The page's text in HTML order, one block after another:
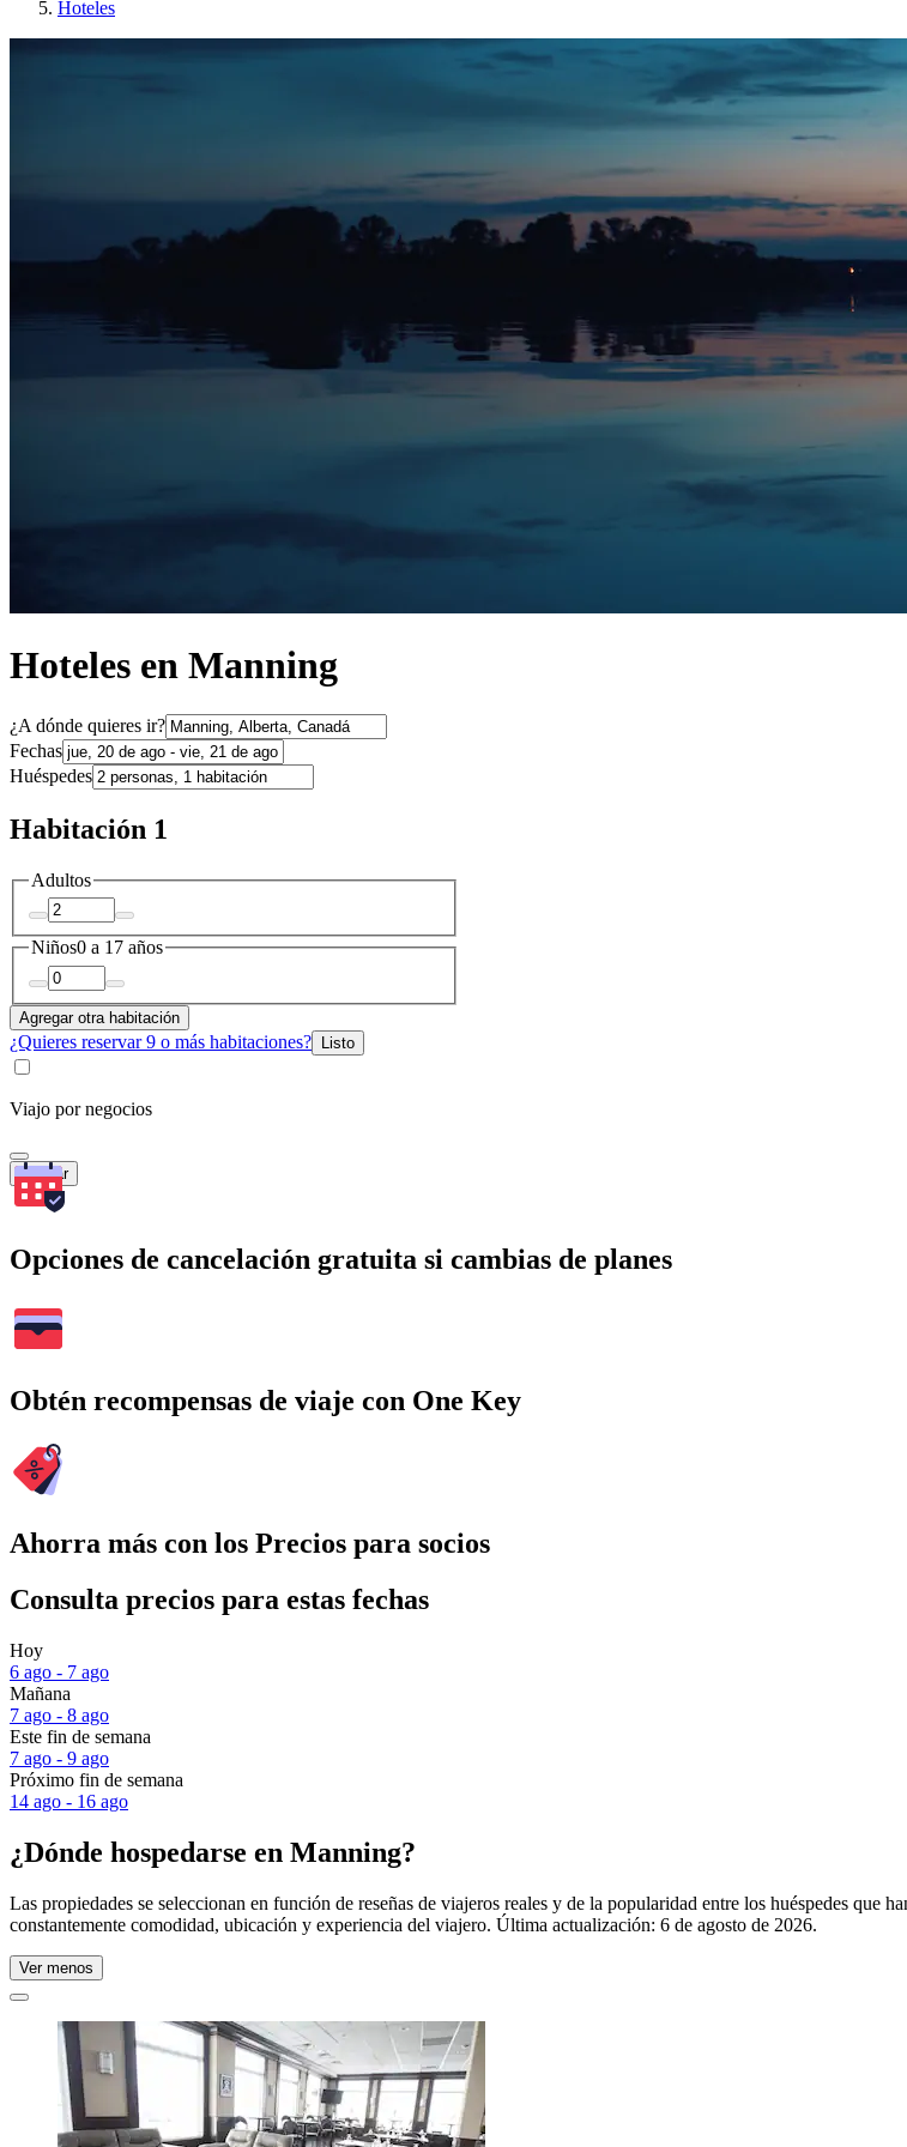
Hoteles
Hoteles en Manning
¿A dónde quieres ir?
Fechas
Huéspedes
Habitación 1
Adultos
Niños0 a 17 años
Agregar otra habitación
¿Quieres reservar 9 o más habitaciones? Listo
Viajo por negocios
Buscar
Opciones de cancelación gratuita si cambias de planes
Obtén recompensas de viaje con One Key
Ahorra más con los Precios para socios
Consulta precios para estas fechas
Hoy
6 ago - 7 ago
Mañana
7 ago - 8 ago
Este fin de semana
7 ago - 9 ago
Próximo fin de semana
14 ago - 16 ago
¿Dónde hospedarse en Manning?
Las propiedades se seleccionan en función de reseñas de viajeros reales y de la popularidad entre los huéspedes que
constantemente comodidad, ubicación y experiencia del viajero. Última actualización: 6 de agosto de 2026.
Ver menos